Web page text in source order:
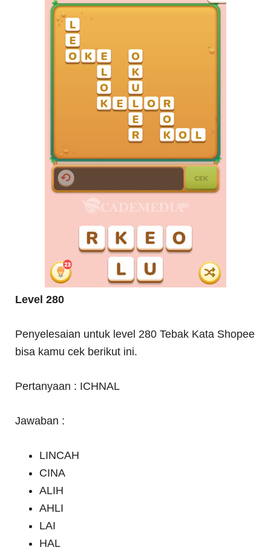
Level 280
Penyelesaian untuk level 280 Tebak Kata Shopee
bisa kamu cek berikut ini.
Pertanyaan : ICHNAL
Jawaban :
LINCAH
CINA
ALIH
AHLI
LAI
HAL